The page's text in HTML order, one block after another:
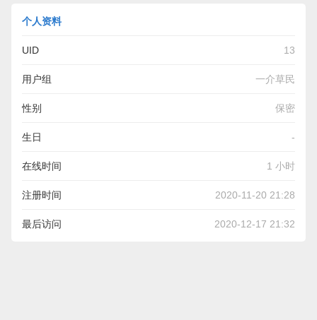
个人资料
UID 13
用户组 一介草民
性别 保密
生日 -
在线时间 1 小时
注册时间 2020-11-20 21:28
最后访问 2020-12-17 21:32